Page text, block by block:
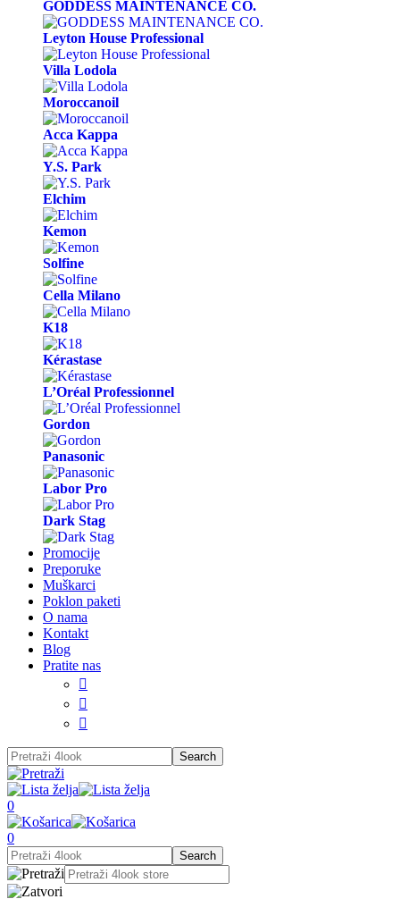
GODDESS MAINTENANCE CO.
Leyton House Professional
Villa Lodola
Moroccanoil
Acca Kappa
Y.S. Park
Elchim
Kemon
Solfine
Cella Milano
K18
Kérastase
L’Oréal Professionnel
Gordon
Panasonic
Labor Pro
Dark Stag
Promocije
Preporuke
Muškarci
Poklon paketi
O nama
Kontakt
Blog
Pratite nas



0
0